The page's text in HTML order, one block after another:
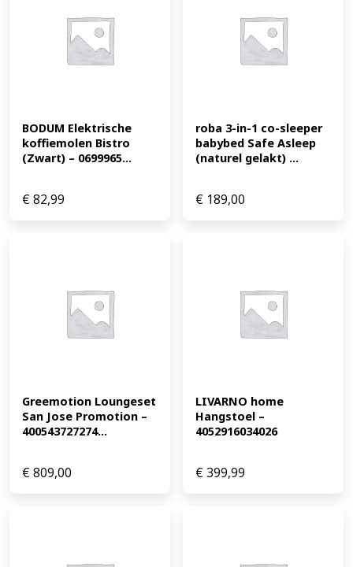
BODUM Elektrische
koffiemolen Bistro
(Zwart) – 0699965...
€82,99
roba 3-in-1 co-sleeper
babybed Safe Asleep
(naturel gelakt) ...
€ 189,00
Greemotion Loungeset
San Jose Promotion –
400543727274...
€809,00
LIVARNO home
Hangstoel –
4052916034026
€399,99